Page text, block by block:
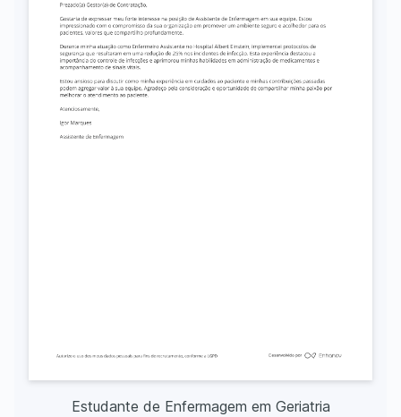
Estudante de Enfermagem em Geriatria